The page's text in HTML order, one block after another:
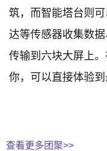
筑，而智能塔台则
达等传感器收集数
传输到六块大屏上
你，可以直接体验
查看更多团聚>>